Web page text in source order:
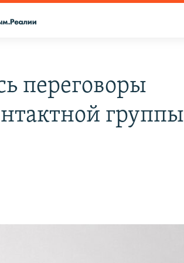
переговоры
группы